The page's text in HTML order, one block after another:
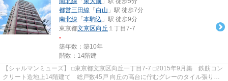
都営三田線 「 白山 」駅 徒歩7分
南北線 「 本駒込 」駅 徒歩9分
東京都文京区向丘 １丁目7-7
-
築年数：築10年
階数：14階建
【シャルマンミューズ】 □東京都文京区向丘一丁目7-7 □2015年9月築 鉄筋コン
クリート造地上14階建て 総戸数45戸 向丘の高台に佇むグレーのタイル張りに